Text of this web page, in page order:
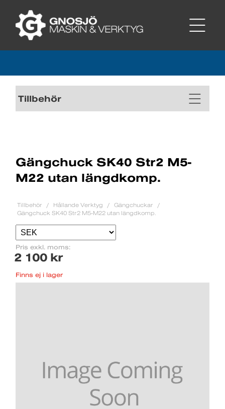
Tillbehör
Gängchuck SK40 Str2 M5-
M22 utan längdkomp.
Tillbehör Hållande Verktyg
Gängchuckar
Gängchuck SK40 Str2 M5-M22 utan längdkomp.
Pris exkl. moms:
2 100 kr
Finns ej i lager